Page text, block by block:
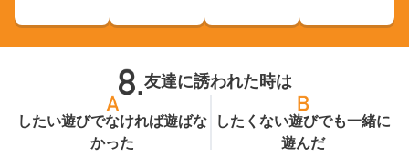
友達に誘われた時は
したい遊びでなければ遊ばな
かった
したくない遊びでも一緒に
遊んだ